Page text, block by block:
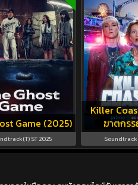
Game (2025)
ST 2025
Killer
ฆาตกรร